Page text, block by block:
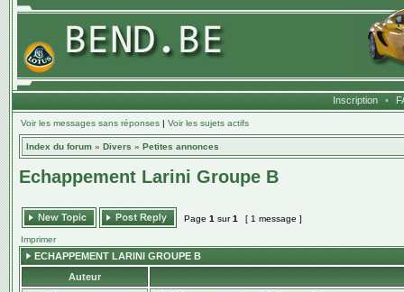
Inscription •
Voir les messages sans réponses | Voir les sujets actifs
Index du forum » Divers » Petites annonces
Echappement Larini Groupe B
Page 1 sur1 [ 1 message ]
Imprimer
ECHAPPEMENT LARINI GROUPE B
Auteur